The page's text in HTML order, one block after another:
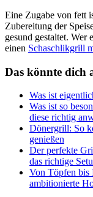
Eine Zugabe von fett
Zubereitung der
gesund gestaltet. Wer
einen Schaschlikgrill
Das könnte dich
Was ist
Was ist so
diese richtig
Dönergrill: So
genießen
Der perfekte
das richtige
Von Töpfen bis
ambitionierte